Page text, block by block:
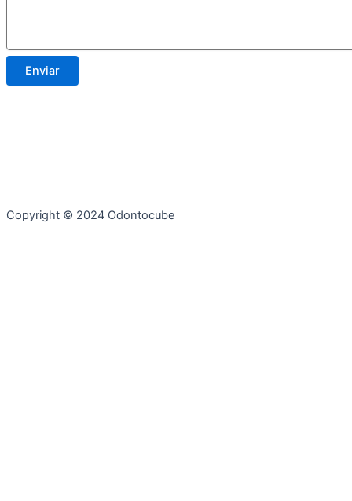
Enviar
Copyright © 2024 Odontocube